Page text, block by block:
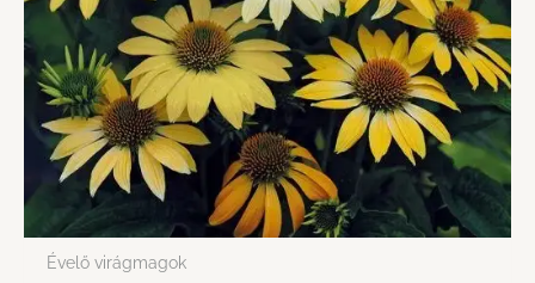
Évelő virágmagok